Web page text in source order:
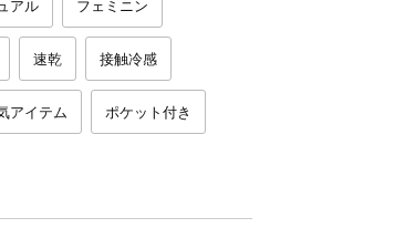
アル フェミニン
速乾 接触冷感
アイテム ポケット付き